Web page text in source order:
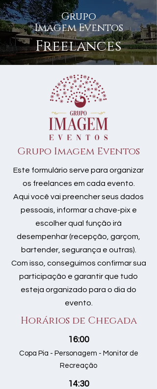
Grupo
Imagem Eventos
Freelances
Grupo Imagem Eventos
Este formulário serve para organizar
os freelances em cada evento.
Aqui você vai preencher seus dados
pessoais, informar a chave-pix e
escolher qual função irá
desempenhar (recepção, garçom,
bartender, segurança e outras).
Com isso, conseguimos confirmar sua
participação e garantir que tudo
esteja organizado para o dia do
evento.
Horários de Chegada
16:00
Copa Pia - Personagem - Monitor de
Recreação
14:30